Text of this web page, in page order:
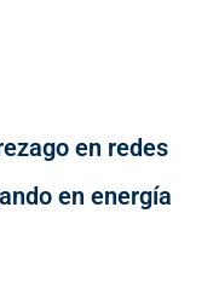
en redes
en energía